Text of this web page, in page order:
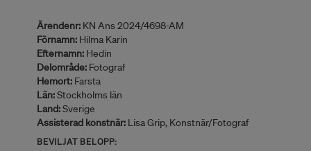
Ärendenr: KN Ans 2024/4698-AM
Förnamn: Hilma Karin
Efternamn: Hedin
Delområde: Fotograf
Hemort: Farsta
Län:Stockholms län
Land:Sverige
Assisterad konstnär: Lisa Grip, Konstnär/Fotograf
BEVILJAT BELOPP: